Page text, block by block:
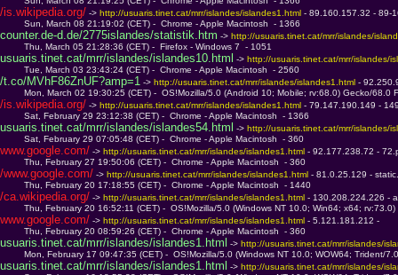
/is.wikipedia.org/ -> http://usuaris.tinet.cat/mrr/islandes/islandes1.html - 89.160.157.32 - 89-
Sun, March 08 21:19:02 (CET) -  Chrome - Apple Macintosh  - 1366
counter.de-d.de/2775islandes/statistik.htm -> http://usuaris.tinet.cat/mrr/islandes/
Thu, March 05 21:28:36 (CET) -  Firefox - Windows 7  - 1051
usuaris.tinet.cat/mrr/islandes/islandes10.html -> http://usuaris.tinet.cat/mrr/islandes/
Tue, March 03 23:43:24 (CET) -  Chrome - Apple Macintosh  - 2560
/t.co/MVhF86ZnUF?amp=1 -> http://usuaris.tinet.cat/mrr/islandes/islandes1.html -
Mon, March 02 19:30:25 (CET) -  OS!Mozilla/5.0 (Android 10; Mobile; rv:68.0) Gecko/68.0
/is.wikipedia.org/ -> http://usuaris.tinet.cat/mrr/islandes/islandes1.html - 79.147.190.149 -
Sat, February 29 23:12:38 (CET) -  Chrome - Apple Macintosh  - 1366
usuaris.tinet.cat/mrr/islandes/islandes54.html -> http://usuaris.tinet.cat/mrr/islandes/
Sat, February 29 07:05:48 (CET) -  Chrome - Apple Macintosh  - 360
www.google.com/ -> http://usuaris.tinet.cat/mrr/islandes/islandes1.html - 92.177.238.72 -
Thu, February 27 19:50:06 (CET) -  Chrome - Apple Macintosh  - 360
/www.google.com/ -> http://usuaris.tinet.cat/mrr/islandes/islandes1.html - 81.0.25.129 -
Thu, February 20 17:18:55 (CET) -  Chrome - Apple Macintosh  - 1440
/ca.wikipedia.org/ -> http://usuaris.tinet.cat/mrr/islandes/islandes1.html - 130.208.224.226 -
Thu, February 20 16:52:11 (CET) -  OS!Mozilla/5.0 (Windows NT 10.0; Win64; x64; rv:73.0)
www.google.com/ -> http://usuaris.tinet.cat/mrr/islandes/islandes1.html - 5.121.181.212 -
Thu, February 20 08:59:26 (CET) -  Chrome - Apple Macintosh  - 360
usuaris.tinet.cat/mrr/islandes/islandes1.html -> http://usuaris.tinet.cat/mrr/islandes/
Mon, February 17 09:47:35 (CET) -  OS!Mozilla/5.0 (Windows NT 10.0; WOW64; Trident/
usuaris.tinet.cat/mrr/islandes/islandes1.html -> http://usuaris.tinet.cat/mrr/islandes/